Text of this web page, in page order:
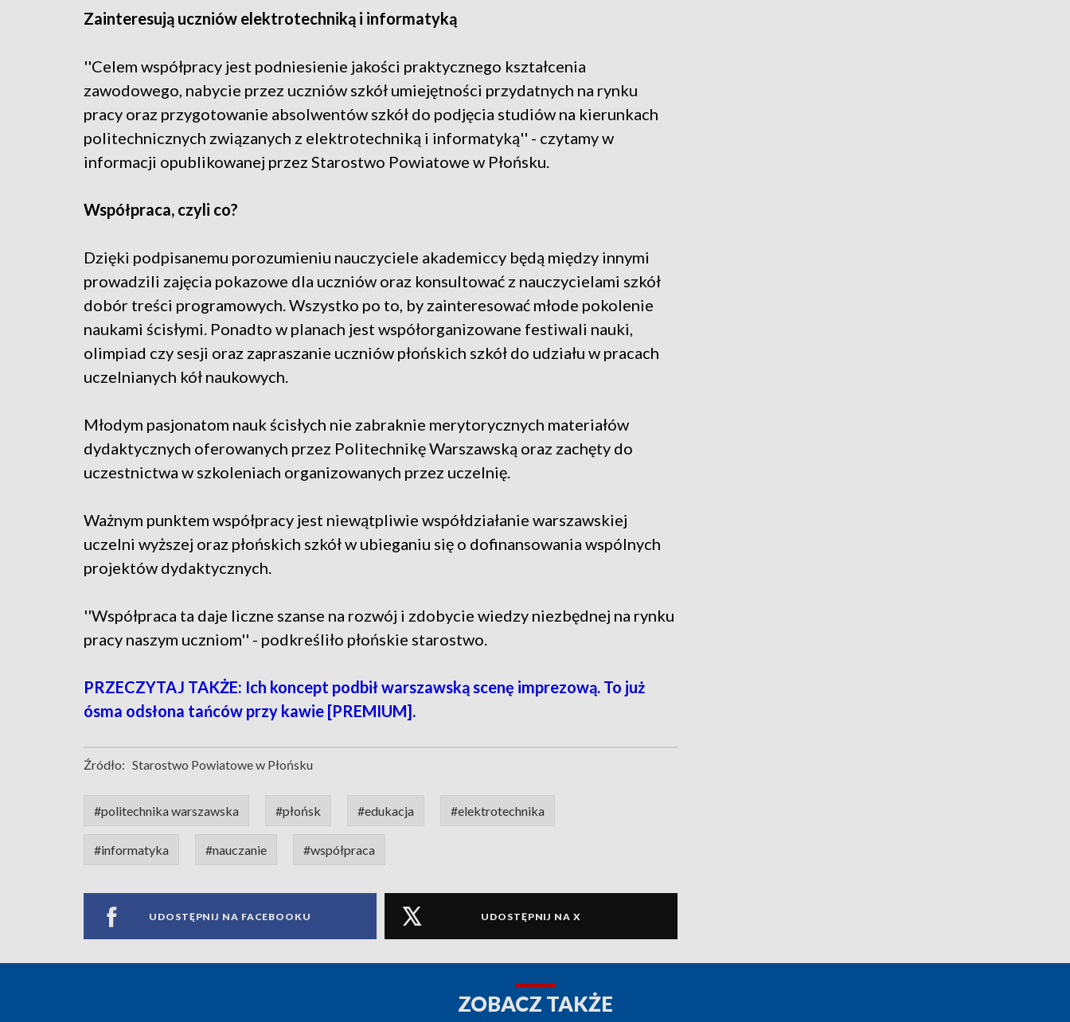
Zainteresują uczniów elektrotechniką i informatyką
''Celem współpracy jest podniesienie jakości praktycznego kształcenia
zawodowego, nabycie przez uczniów szkół umiejętności przydatnych na rynku
pracy oraz przygotowanie absolwentów szkół do podjęcia studiów na kierunkach
politechnicznych związanych z elektrotechniką i informatyką'' - czytamy w
informacji opublikowanej przez Starostwo Powiatowe w Płońsku.
Współpraca, czyli co?
Dzięki podpisanemu porozumieniu nauczyciele akademiccy będą między innymi
prowadzili zajęcia pokazowe dla uczniów oraz konsultować z nauczycielami szkół
dobór treści programowych. Wszystko po to, by zainteresować młode pokolenie
naukami ścisłymi. Ponadto w planach jest współorganizowane festiwali nauki,
olimpiad czy sesji oraz zapraszanie uczniów płońskich szkół do udziału w pracach
uczelnianych kół naukowych.
Młodym pasjonatom nauk ścisłych nie zabraknie merytorycznych materiałów
dydaktycznych oferowanych przez Politechnikę Warszawską oraz zachęty do
uczestnictwa w szkoleniach organizowanych przez uczelnię.
Ważnym punktem współpracy jest niewątpliwie współdziałanie warszawskiej
uczelni wyższej oraz płońskich szkół w ubieganiu się o dofinansowania wspólnych
projektów dydaktycznych.
''Współpraca ta daje liczne szanse na rozwój i zdobycie wiedzy niezbędnej na rynku
pracy naszym uczniom'' - podkreśliło płońskie starostwo.
PRZECZYTAJ TAKŻE: Ich koncept podbił warszawską scenę imprezową. To już
ósma odsłona tańców przy kawie [PREMIUM].
Źródło: Starostwo Powiatowe w Płońsku
#politechnika warszawska #płońsk #edukacja #elektrotechnika
#informatyka #nauczanie #współpraca
UDOSTĘPNIJ NA FACEBOOKU UDOSTĘPNIJ NA X
ZOBACZ TAKŻE